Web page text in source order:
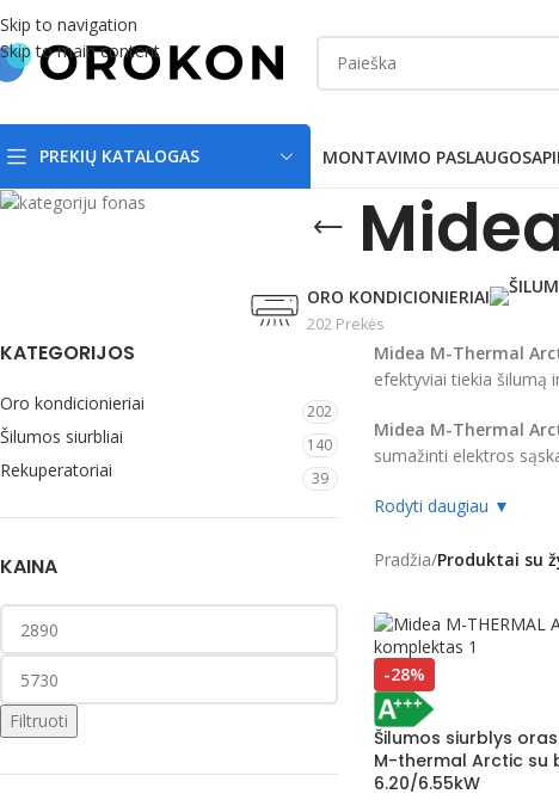
Skip to navigation
Skip to main content
PREKIŲ KATALOGAS MONTAVIMO PASLAUGOS
ORO KONDICIONIERIAI
202 Prekės
KATEGORIJOS
Oro kondicionieriai 202
Šilumos siurbliai 140
Rekuperatoriai 39
KAINA
Filtruoti
Midea M-Thermal
efektyviai tiekia šilumą
Midea M-Thermal
sumažinti elektros
Rodyti daugiau ▼
Pradžia/Produktai su
-28%
Šilumos siurblys
M-thermal Arctic su
6.20/6.55kW